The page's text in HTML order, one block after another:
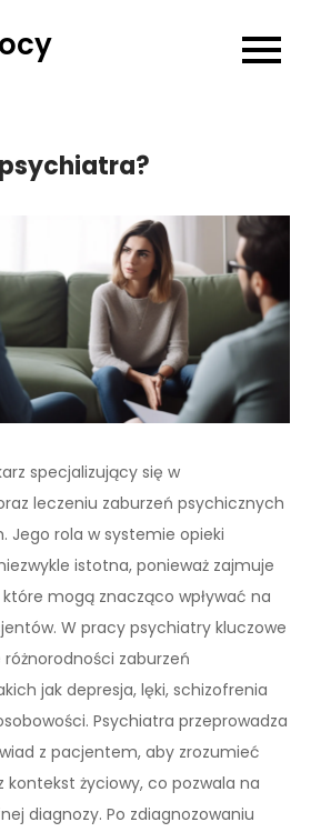
specjalizujący się w
leczeniu zaburzeń psychicznych
Jego rola w systemie opieki
istotna, ponieważ zajmuje
mogą znacząco wpływać na
W pracy psychiatry kluczowe
zaburzeń
jak depresja, lęki, schizofrenia
Psychiatra przeprowadza
z pacjentem, aby zrozumieć
kontekst życiowy, co pozwala na
diagnozy. Po zdiagnozowaniu